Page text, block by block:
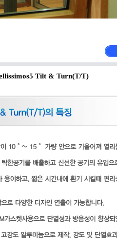
Tilt & Turn(T/T)